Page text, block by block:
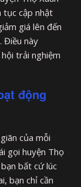
tục cập nhật
giá lên đến
Điều này
trải nghiệm
động
của mỗi
gọi huyện Thọ
bất cứ lúc
bạn chỉ cần